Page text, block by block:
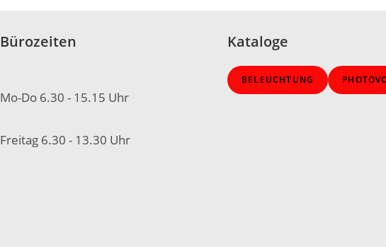
Bürozeiten
Mo-Do 6.30 - 15.15 Uhr
Freitag 6.30 - 13.30 Uhr
Kataloge
BELEUCHTUNG